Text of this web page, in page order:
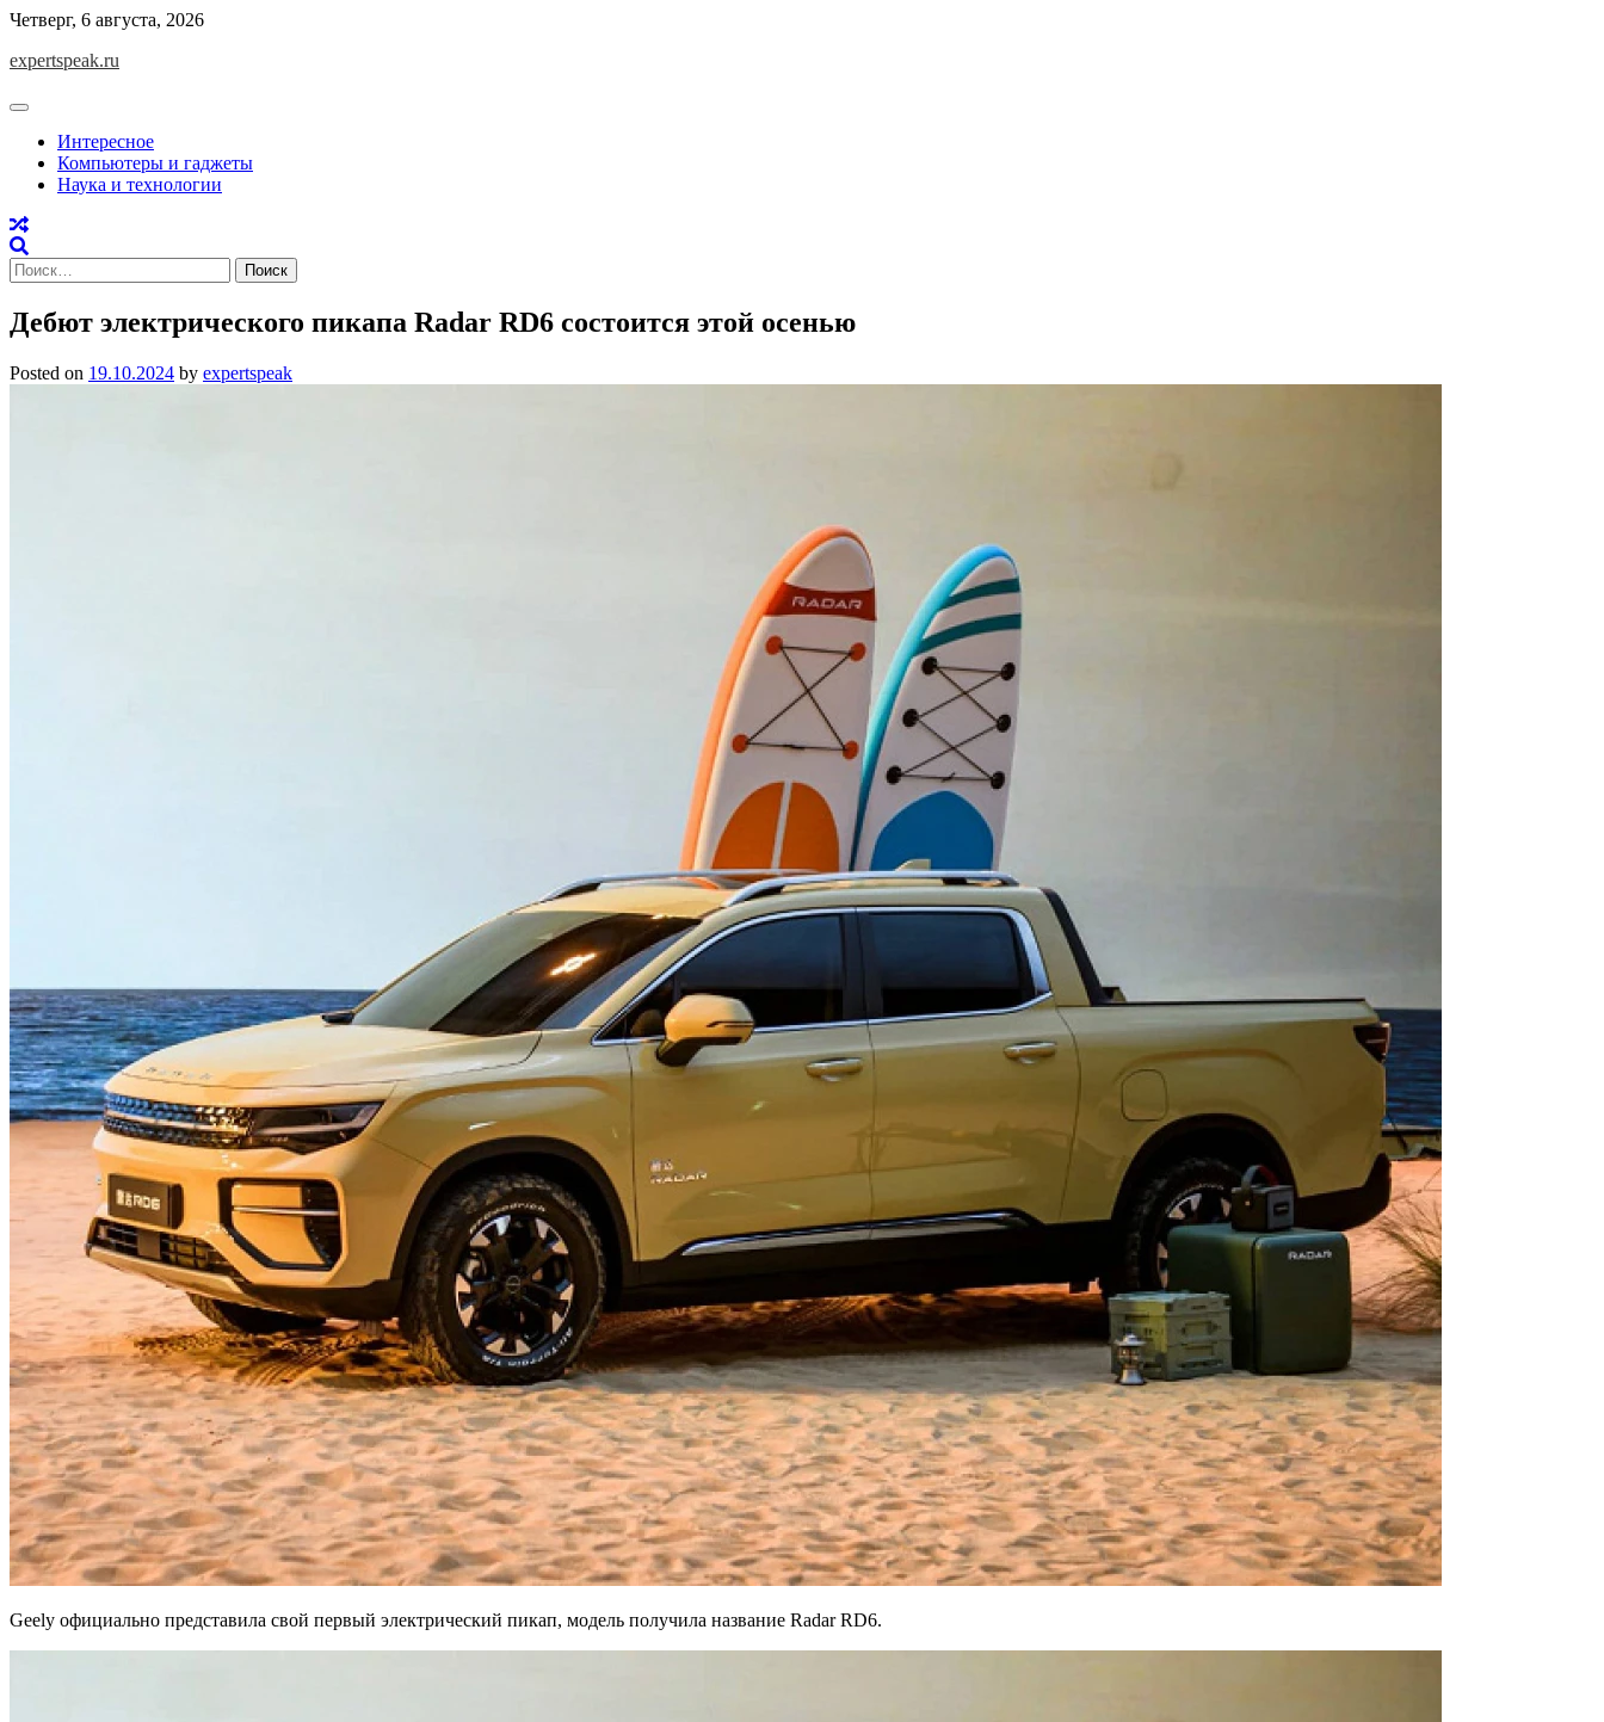
Skip
content
Четверг, 6 августа, 2026
expertspeak.ru
Интересное
Компьютеры и гаджеты
Наука и технологии
Найти:
Дебют электрического пикапа Radar RD6 состоится этой осенью
Posted on 19.10.2024 by expertspeak
Geely официально представила свой первый электрический пикап, модель получила название Radar RD6.